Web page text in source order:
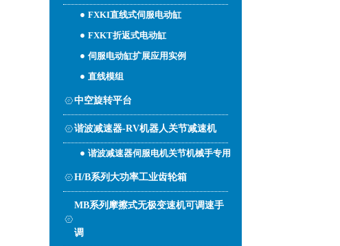
FXKI直线式伺服电动缸
FXKT折返式电动缸
伺服电动缸扩展应用实例
直线模组
中空旋转平台
谐波减速器-RV机器人关节减速机
谐波减速器伺服电机关节机械手专用
H/B系列大功率工业齿轮箱
MB系列摩擦式无极变速机可调速手
调